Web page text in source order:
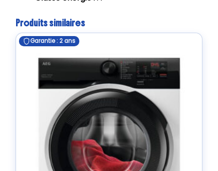
Produits similaires
Garantie : 2 ans